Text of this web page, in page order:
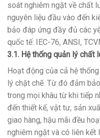
soát nghiêm ngặt về chất
nguyên liệu đầu vào đến
bảo đáp ứng đầy đủ các
quốc tế: IEC-76, ANSI,
3.1. Hệ thống quản lý chất
Hoạt động của cả hệ
lý chặt chẽ. Từ đó đảm
trong mọi khâu từ khi tiếp
đến thiết kế, vật tư, sản
giao hàng, hậu mãi đều
nghiêm ngặt và có liên kết